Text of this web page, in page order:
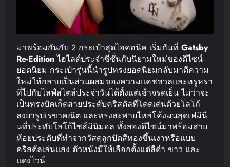
มาพร้อมกันกับ 2 กระเป๋าสุดไอคอนิค เริ่มกันที่ Gatsby
Re-Editionไฮไลต์ประจำซีซั่นกับนิยามใหม่ของดีไซน์
ยอดนิยม กระเป๋ารุ่นนี้นำรูปทรงยอดนิยมกลับมาตีความ
ใหม่ให้กลายเป็นส่วนผสมของความแคชชวลและหรูหรา
ที่ไปกับไลฟ์สไตล์ประจำวันได้ตั้งแต่เช้าจรดเย็น ไม่ว่าจะ
เป็นทรงบัคเก็ตสายประดับคริสตัลที่โดดเด่นด้วยโลโก้
ลงยารูปเรขาคณิต และทรงสะพายไหล่โค้งมนสุดเฟมินี
นที่ประทับโลโก้ไซส์มินิมอล ทั้งสองดีไซน์มาพร้อมสาย
ห้อยประดับที่ทำจากวัสดุลูกปัดสีทองขึ้นเงาหรือแบบ
คริสตัลเล่นแสง ตัวหนังมีให้เลือกตั้งแต่สีดำ ขาว และ
แดงไวน์